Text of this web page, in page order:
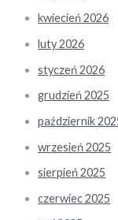
kwiecień 2026
luty 2026
styczeń 2026
grudzień 2025
październik
wrzesień 2025
sierpień 2025
czerwiec 2025